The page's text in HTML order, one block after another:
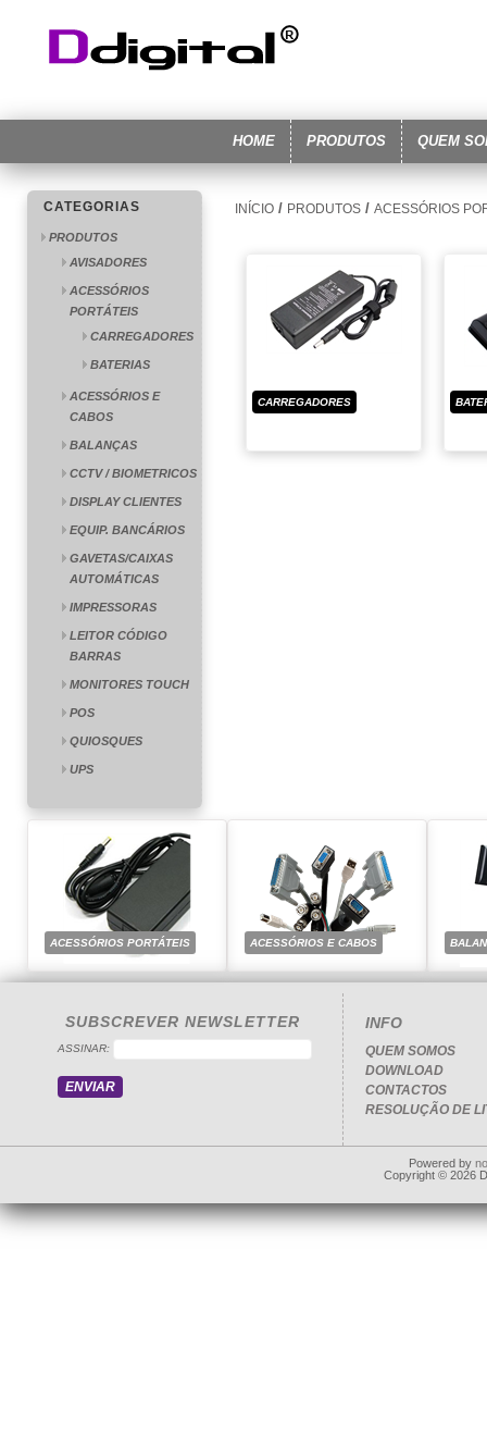
HOME PRODUTOS QUEM
CATEGORIAS
PRODUTOS
AVISADORES
ACESSÓRIOS
PORTÁTEIS
CARREGADORES
BATERIAS
ACESSÓRIOS E
CABOS
BALANÇAS
CCTV / BIOMETRICOS
DISPLAY CLIENTES
EQUIP. BANCÁRIOS
GAVETAS/CAIXAS
AUTOMÁTICAS
IMPRESSORAS
LEITOR CÓDIGO
BARRAS
MONITORES TOUCH
POS
QUIOSQUES
UPS
INÍCIO / PRODUTOS / ACESSÓRIOS
CARREGADORES
ACESSÓRIOS PORTÁTEIS ACESSÓRIOS E CABOS
SUBSCREVER NEWSLETTER
ASSINAR:
INFO
QUEM SOMOS
DOWNLOAD
CONTACTOS
RESOLUÇÃO DE
Powered by
Copyright © 2026